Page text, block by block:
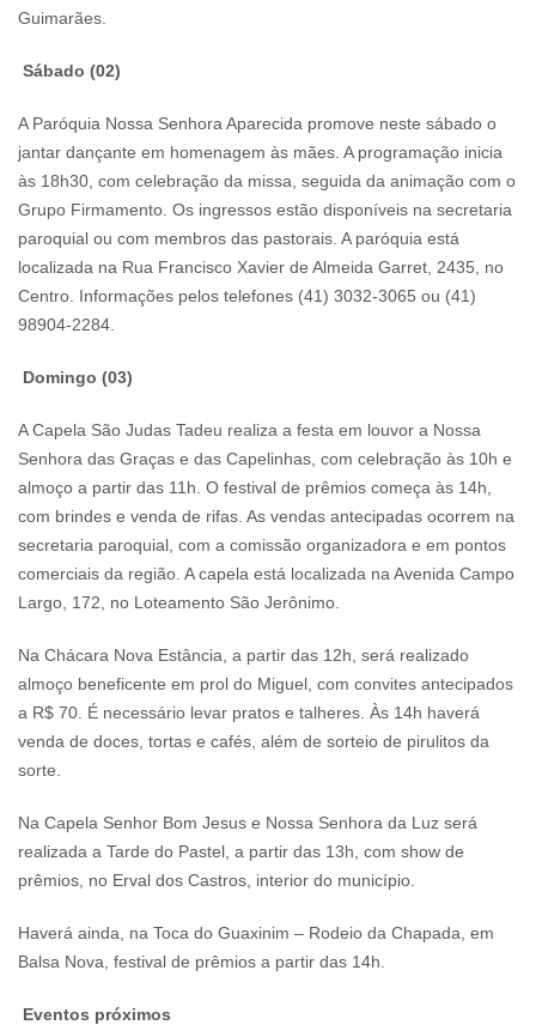
Guimarães.
Sábado (02)
A Paróquia Nossa Senhora Aparecida promove neste sábado o
jantar dançante em homenagem às mães. A programação inicia
às 18h30, com celebração da missa, seguida da animação com o
Grupo Firmamento. Os ingressos estão disponíveis na secretaria
paroquial ou com membros das pastorais. A paróquia está
localizada na Rua Francisco Xavier de Almeida Garret, 2435, no
Centro. Informações pelos telefones (41) 3032-3065 ou (41)
98904-2284.
Domingo (03)
A Capela São Judas Tadeu realiza a festa em louvor a Nossa
Senhora das Graças e das Capelinhas, com celebração às 10h e
almoço a partir das 11h. O festival de prêmios começa às 14h,
com brindes e venda de rifas. As vendas antecipadas ocorrem na
secretaria paroquial, com a comissão organizadora e em pontos
comerciais da região. A capela está localizada na Avenida Campo
Largo, 172, no Loteamento São Jerônimo.
Na Chácara Nova Estância, a partir das 12h, será realizado
almoço beneficente em prol do Miguel, com convites antecipados
a R$ 70. É necessário levar pratos e talheres. Às 14h haverá
venda de doces, tortas e cafés, além de sorteio de pirulitos da
sorte.
Na Capela Senhor Bom Jesus e Nossa Senhora da Luz será
realizada a Tarde do Pastel, a partir das 13h, com show de
prêmios, no Erval dos Castros, interior do município.
Haverá ainda, na Toca do Guaxinim – Rodeio da Chapada, em
Balsa Nova, festival de prêmios a partir das 14h.
Eventos próximos